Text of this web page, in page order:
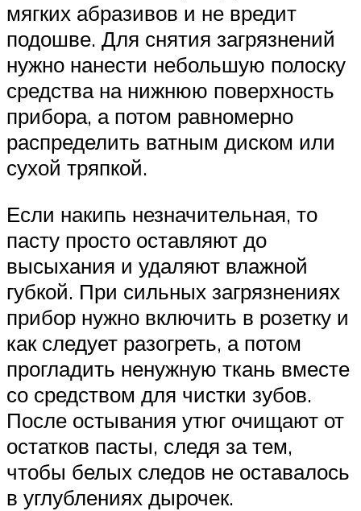
мягких абразивов и не вредит
подошве. Для снятия загрязнений
нужно нанести небольшую полоску
средства на нижнюю поверхность
прибора, а потом равномерно
распределить ватным диском или
сухой тряпкой.
Если накипь незначительная, то
пасту просто оставляют до
высыхания и удаляют влажной
губкой. При сильных загрязнениях
прибор нужно включить в розетку и
как следует разогреть, а потом
прогладить ненужную ткань вместе
со средством для чистки зубов.
После остывания утюг очищают от
остатков пасты, следя за тем,
чтобы белых следов не оставалось
в углублениях дырочек.